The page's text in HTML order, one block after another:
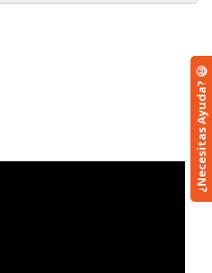
¿Necesitas Ayuda? 😃